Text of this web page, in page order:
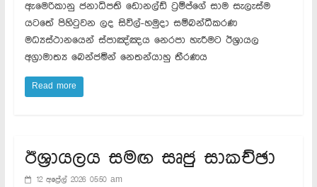
ඇමෙරිකානු ජනාධිපති ඩොනල්ඩ් ට්‍රම්ප්ගේ සාම සැලැස්ම
යටතේ පිහිටුවන ලද සිවිල්-හමුදා සම්බන්ධීකරණ
මධ්‍යස්ථානයෙන් ස්පාඤ්ඤය නෙරපා හැරීමට ඊශ්‍රායල
අග්‍රාමාත්‍ය බෙන්ජමින් නෙතන්යාහු තීරණය
Read more
ඊශ්‍රායලය සමඟ සෘජු සාකච්ඡා
12 අප්‍රේල් 2026 05:50 am